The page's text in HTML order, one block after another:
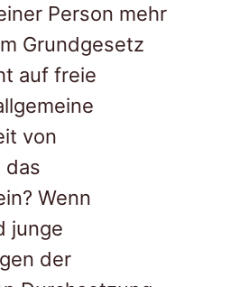
Person mehr
Grundgesetz
auf freie
von
das
Wenn
junge
der